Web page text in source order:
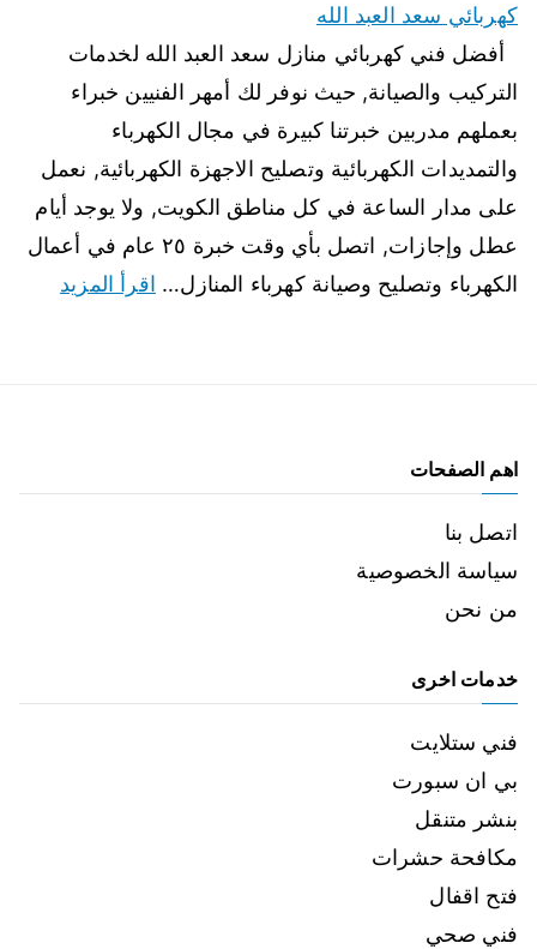
كهربائي سعد العبد الله
أفضل فني كهربائي منازل سعد العبد الله لخدمات
التركيب والصيانة, حيث نوفر لك أمهر الفنيين خبراء
بعملهم مدربين خبرتنا كبيرة في مجال الكهرباء
والتمديدات الكهربائية وتصليح الاجهزة الكهربائية, نعمل
على مدار الساعة في كل مناطق الكويت, ولا يوجد أيام
عطل وإجازات, اتصل بأي وقت خبرة ٢٥ عام في أعمال
الكهرباء وتصليح وصيانة كهرباء المنازل… اقرأ المزيد
اهم الصفحات
اتصل بنا
سياسة الخصوصية
من نحن
خدمات اخرى
فني ستلايت
بي ان سبورت
بنشر متنقل
مكافحة حشرات
فتح اقفال
فني صحي